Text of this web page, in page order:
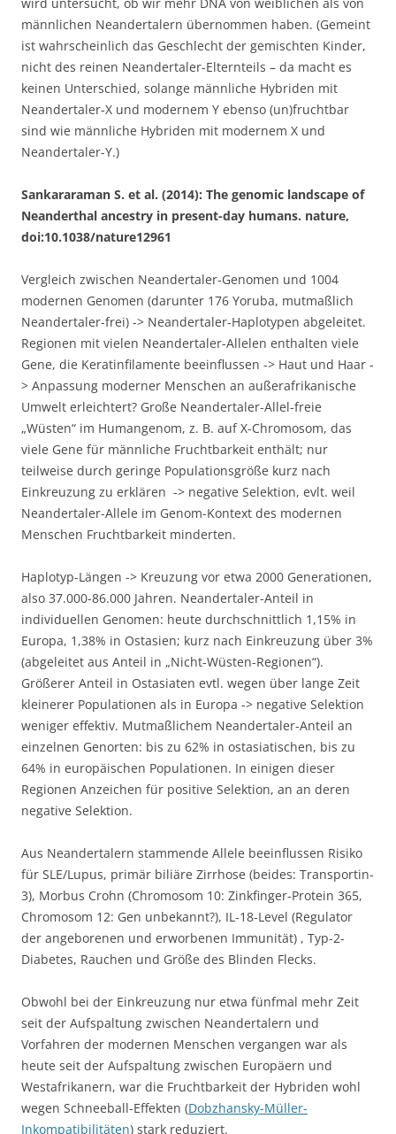
männlichen Neandertalern übernommen haben. (Gemeint
ist wahrscheinlich das Geschlecht der gemischten Kinder,
nicht des reinen Neandertaler-Elternteils – da macht es
keinen Unterschied, solange männliche Hybriden mit
Neandertaler-X und modernem Y ebenso (un)fruchtbar
sind wie männliche Hybriden mit modernem X und
Neandertaler-Y.)
Sankararaman S. et al. (2014): The genomic landscape of
Neanderthal ancestry in present-day humans. nature,
doi:10.1038/nature12961
Vergleich zwischen Neandertaler-Genomen und 1004
modernen Genomen (darunter 176 Yoruba, mutmaßlich
Neandertaler-frei) -> Neandertaler-Haplotypen abgeleitet.
Regionen mit vielen Neandertaler-Allelen enthalten viele
Gene, die Keratinfilamente beeinflussen -> Haut und Haar -
> Anpassung moderner Menschen an außerafrikanische
Umwelt erleichtert? Große Neandertaler-Allel-freie
„Wüsten“ im Humangenom, z. B. auf X-Chromosom, das
viele Gene für männliche Fruchtbarkeit enthält; nur
teilweise durch geringe Populationsgröße kurz nach
Einkreuzung zu erklären -> negative Selektion, evlt. weil
Neandertaler-Allele im Genom-Kontext des modernen
Menschen Fruchtbarkeit minderten.
Haplotyp-Längen -> Kreuzung vor etwa 2000 Generationen,
also 37.000-86.000 Jahren. Neandertaler-Anteil in
individuellen Genomen: heute durchschnittlich 1,15% in
Europa, 1,38% in Ostasien; kurz nach Einkreuzung über 3%
(abgeleitet aus Anteil in „Nicht-Wüsten-Regionen“).
Größerer Anteil in Ostasiaten evtl. wegen über lange Zeit
kleinerer Populationen als in Europa -> negative Selektion
weniger effektiv. Mutmaßlichem Neandertaler-Anteil an
einzelnen Genorten: bis zu 62% in ostasiatischen, bis zu
64% in europäischen Populationen. In einigen dieser
Regionen Anzeichen für positive Selektion, an an deren
negative Selektion.
Aus Neandertalern stammende Allele beeinflussen Risiko
für SLE/Lupus, primär biliäre Zirrhose (beides: Transportin-
3), Morbus Crohn (Chromosom 10: Zinkfinger-Protein 365,
Chromosom 12: Gen unbekannt?), IL-18-Level (Regulator
der angeborenen und erworbenen Immunität) , Typ-2-
Diabetes, Rauchen und Größe des Blinden Flecks.
Obwohl bei der Einkreuzung nur etwa fünfmal mehr Zeit
seit der Aufspaltung zwischen Neandertalern und
Vorfahren der modernen Menschen vergangen war als
heute seit der Aufspaltung zwischen Europäern und
Westafrikanern, war die Fruchtbarkeit der Hybriden wohl
wegen Schneeball-Effekten (Dobzhansky-Müller-
Inkompatibilitäten) stark reduziert.